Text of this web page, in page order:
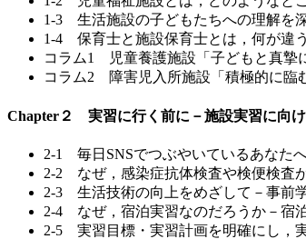
1-3 生活施設の子どもたちへの理解を
1-4 保育士と施設保育士とは，何が違
コラム1 児童養護施設「子どもと真摯
コラム2 障害児入所施設「積極的に臨
Chapter２ 実習に行く前に－施設実習に向け
2-1 毎日SNSでつぶやいているあなた
2-2 なぜ，感染症抗体検査や検便検査
2-3 生活技術の向上をめざして－事前
2-4 なぜ，宿泊実習なのだろうか－宿
2-5 実習目標・実習計画を明確にし，